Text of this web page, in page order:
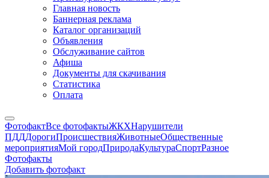
Главная новость
Баннерная реклама
Каталог организаций
Объявления
Обслуживание сайтов
Афиша
Документы для скачивания
Статистика
Оплата
ФотофактВсе фотофактыЖКХНарушители
ПДДДорогиПроисшествияЖивотныеОбщественные
мероприятияМой городПриродаКультураСпортРазное
Фотофакты
Добавить фотофакт